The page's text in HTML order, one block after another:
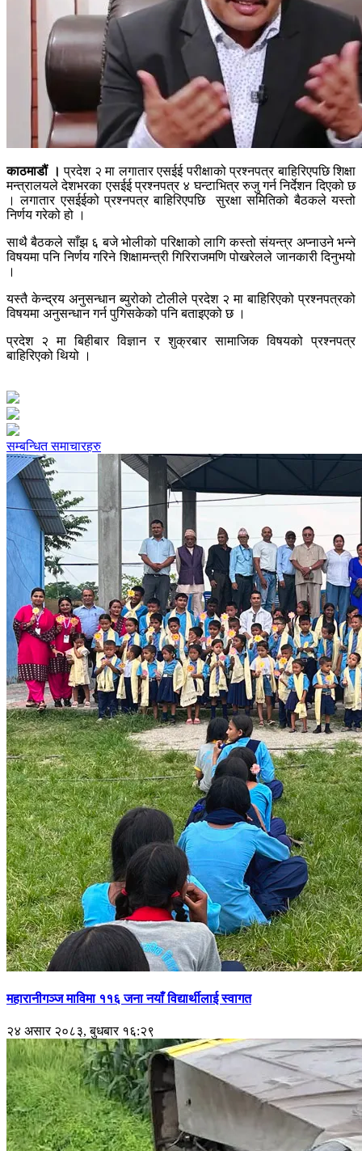
काठमाडौं । प्रदेश २ मा लगातार एसईई परीक्षाको प्रश्नपत्र बाहिरिएपछि शिक्षा
मन्त्रालयले देशभरका एसईई प्रश्नपत्र ४ घन्टाभित्र रुजु गर्न निर्देशन दिएको छ
। लगातार एसईईको प्रश्नपत्र बाहिरिएपछि सुरक्षा समितिको बैठकले यस्तो
निर्णय गरेको हो ।
साथै बैठकले साँझ ६ बजे भोलीको परिक्षाको लागि कस्तो संयन्त्र अप्नाउने भन्ने
विषयमा पनि निर्णय गरिने शिक्षामन्त्री गिरिराजमणि पोखरेलले जानकारी दिनुभयो
।
यस्तै केन्द्रय अनुसन्धान ब्युरोको टोलीले प्रदेश २ मा बाहिरिएको प्रश्नपत्रको
विषयमा अनुसन्धान गर्न पुगिसकेको पनि बताइएको छ ।
प्रदेश २ मा बिहीबार विज्ञान र शुक्रबार सामाजिक विषयको प्रश्नपत्र
बाहिरिएको थियो ।
सम्बन्धित समाचारहरु
महारानीगञ्ज माविमा ११६ जना नयाँ विद्यार्थीलाई स्वागत
२४ असार २०८३, बुधबार १६:२९